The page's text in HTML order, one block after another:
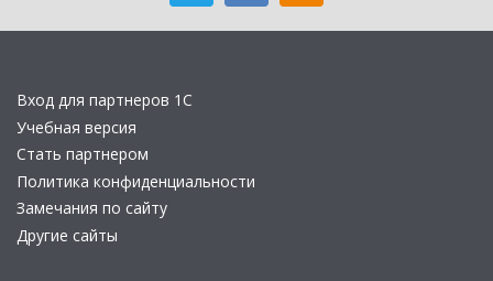
Вход для партнеров 1С
Учебная версия
Стать партнером
Политика конфиденциальности
Замечания по сайту
Другие сайты